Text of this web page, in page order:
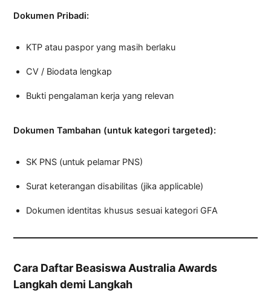
Dokumen Pribadi:
KTP atau paspor yang masih berlaku
CV / Biodata lengkap
Bukti pengalaman kerja yang relevan
Dokumen Tambahan (untuk kategori targeted):
SK PNS (untuk pelamar PNS)
Surat keterangan disabilitas (jika applicable)
Dokumen identitas khusus sesuai kategori GFA
Cara Daftar Beasiswa Australia Awards
Langkah demi Langkah